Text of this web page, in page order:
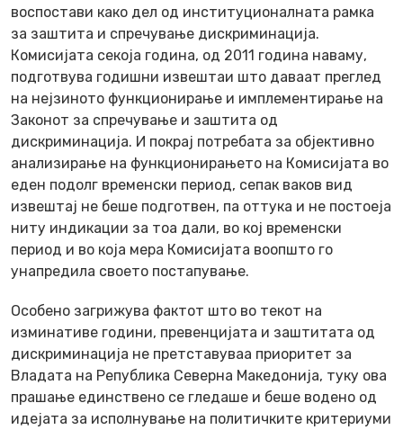
воспостави како дел од институционалната рамка
за заштита и спречување дискриминација.
Комисијата секоја година, од 2011 година наваму,
подготвува годишни извештаи што даваат преглед
на нејзиното функционирање и имплементирање на
Законот за спречување и заштита од
дискриминација. И покрај потребата за објективно
анализирање на функционирањето на Комисијата во
еден подолг временски период, сепак ваков вид
извештај не беше подготвен, па оттука и не постоеја
ниту индикации за тоа дали, во кој временски
период и во која мера Комисијата воопшто го
унапредила своето постапување.
Особено загрижува фактот што во текот на
изминативе години, превенцијата и заштитата од
дискриминација не претставуваа приоритет за
Владата на Република Северна Македонија, туку ова
прашање единствено се гледаше и беше водено од
идејата за исполнување на политичките критериуми